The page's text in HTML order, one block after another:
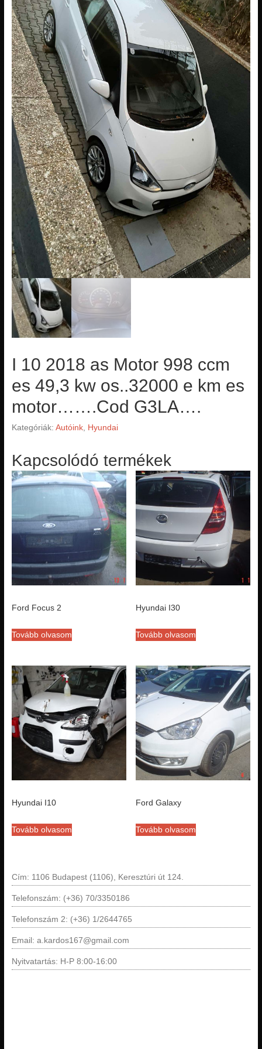
I 10 2018 as Motor 998 ccm
es 49,3 kw os..32000 e km es
motor…….Cod G3LA….
Kategóriák: Autóink, Hyundai
Kapcsolódó termékek
Ford Focus 2
Tovább olvasom
Hyundai I30
Tovább olvasom
Hyundai I10
Tovább olvasom
Ford Galaxy
Tovább olvasom
Cím: 1106 Budapest (1106), Keresztúri út 124.
Telefonszám: (+36) 70/3350186
Telefonszám 2: (+36) 1/2644765
Email: a.kardos167@gmail.com
Nyitvatartás: H-P 8:00-16:00